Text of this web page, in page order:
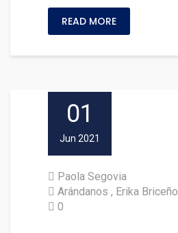
READ MORE
01
Jun 2021
Paola Segovia
Arándanos
Erika Briceño
0